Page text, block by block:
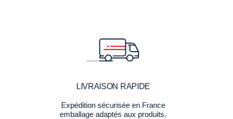
LIVRAISON RAPIDE
Expédition sécurisée en France
emballage adaptés aux produits.